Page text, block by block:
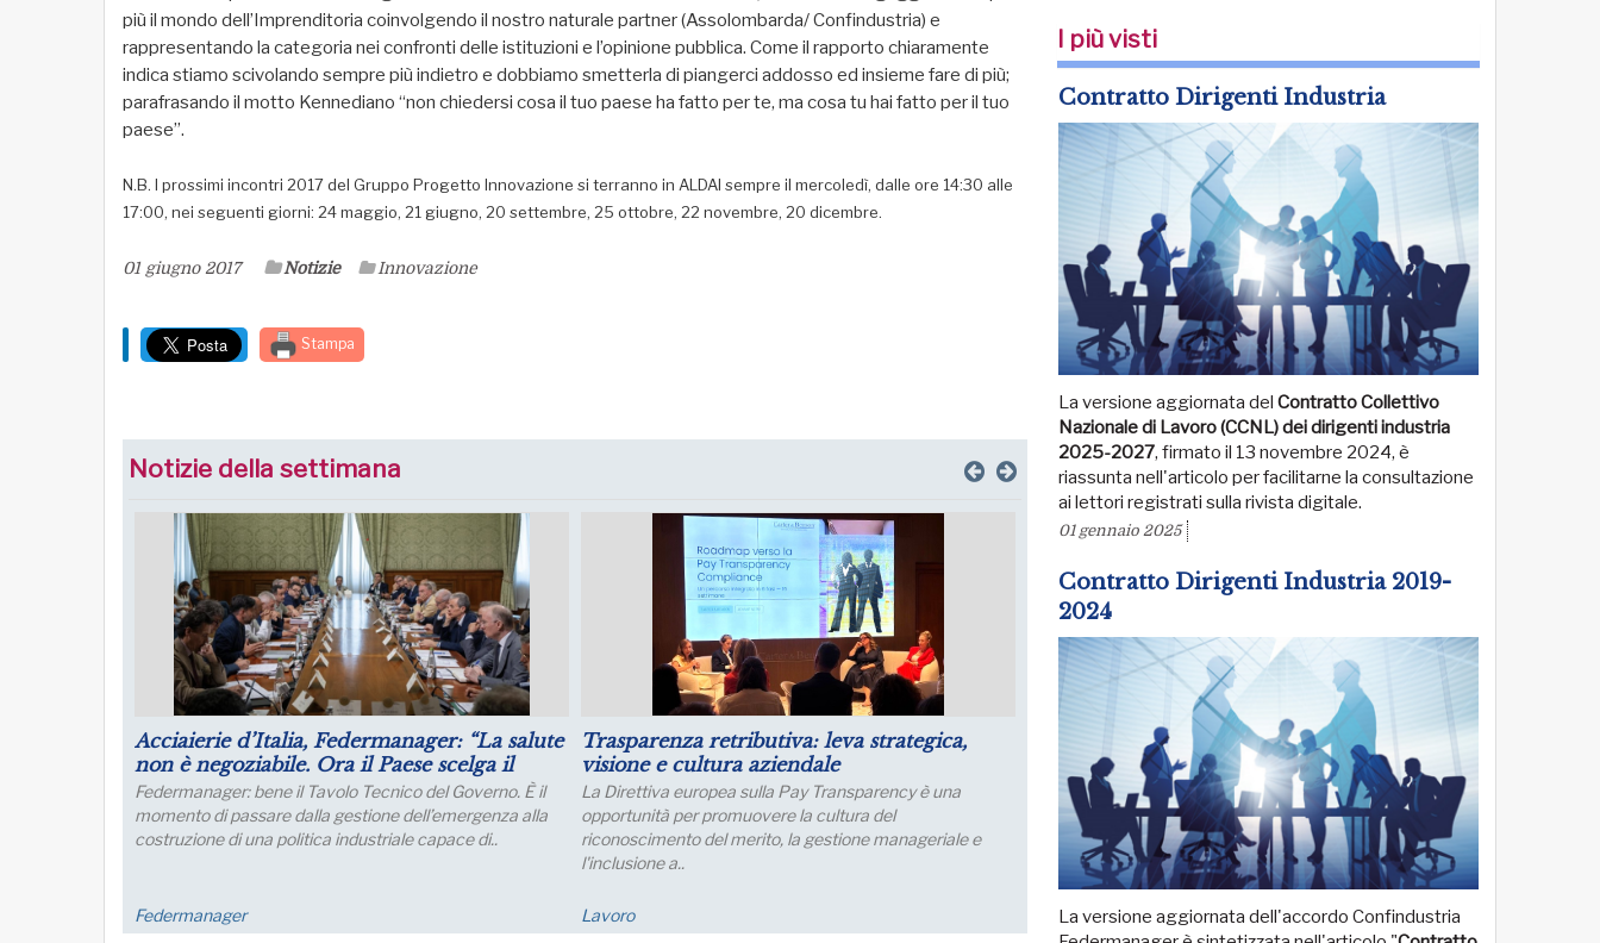
più il mondo dell’Imprenditoria coinvolgendo il nostro naturale partner (Assolombarda/ Confindustria) e
rappresentando la categoria nei confronti delle istituzioni e l’opinione pubblica. Come il rapporto chiaramente
indica stiamo scivolando sempre più indietro e dobbiamo smetterla di piangerci addosso ed insieme fare di più;
parafrasando il motto Kennediano “non chiedersi cosa il tuo paese ha fatto per te, ma cosa tu hai fatto per il tuo
paese”.
N.B. I prossimi incontri 2017 del Gruppo Progetto Innovazione si terranno in ALDAI sempre il mercoledì, dalle ore 14:30 alle
17:00, nei seguenti giorni: 24 maggio, 21 giugno, 20 settembre, 25 ottobre, 22 novembre, 20 dicembre.
01 giugno 2017 Notizie Innovazione
Stampa
Notizie della settimana
Puntare su infrastrutture e manager per il
futuro dell’industria del nord Italia
Lo sviluppo di quest’area è fondamentale per un
collegamento con l’Europa
FM Trieste
Luglio: migliorano le aspettative sulla
produzione
Le aspettative delle grandi imprese industriali migliorano
a luglio, con un aumento della quota di imprese che
prevede una crescita della produzione; nei..
Economia
I più visti
Contratto Dirigenti Industria
La versione aggiornata del Contratto Collettivo
Nazionale di Lavoro (CCNL) dei dirigenti industria
2025-2027, firmato il 13 novembre 2024, è
riassunta nell'articolo per facilitarne la consultazione
ai lettori registrati sulla rivista digitale.
01 gennaio 2025
Contratto Dirigenti Industria 2019-
2024
La versione aggiornata dell'accordo Confindustria